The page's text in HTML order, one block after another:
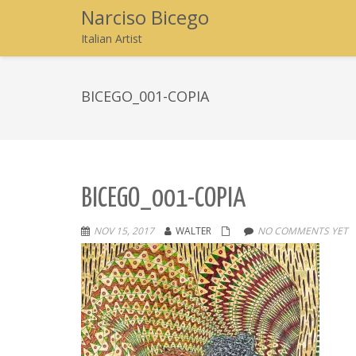
Narciso Bicego
Italian Artist
BICEGO_001-COPIA
BICEGO_001-COPIA
NOV 15, 2017 WALTER NO COMMENTS YET